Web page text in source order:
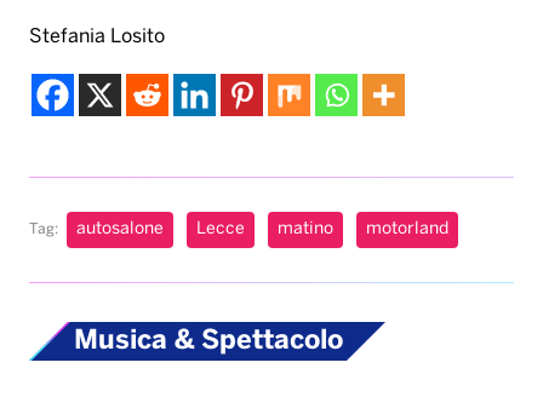
Stefania Losito
Tag: autosalone Lecce matino motorland
Musica & Spettacolo